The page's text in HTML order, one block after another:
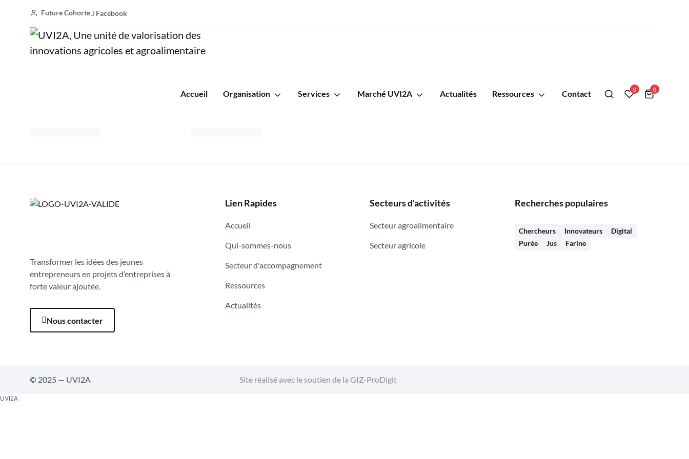
Future Cohorte Facebook
Accueil Organisation Services Marché UVI2A Actualités Ressources Contact 0 0
Accueil
Transformer les idées des jeunes
entrepreneurs en projets d’entreprises à
forte valeur ajoutée.
Nous contacter
Lien Rapides
Accueil
Qui-sommes-nous
Secteur d'accompagnement
Ressources
Actualités
Secteurs d'activités
Secteur agroalimentaire
Secteur agricole
Recherches populaires
Chercheurs Innovateurs
Digital
Purée
Jus Farine
© 2025 — UVI2A Site réalisé avec le soutien de la GIZ-ProDigit
UVI2A